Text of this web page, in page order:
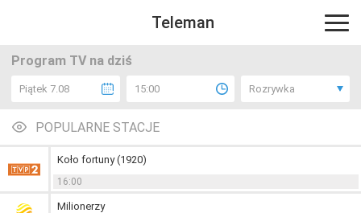
Teleman
Program TV na dziś
Piątek 7.08 15:00 Rozrywka
POPULARNE STACJE
Koło fortuny (1920)
16:00
Milionerzy